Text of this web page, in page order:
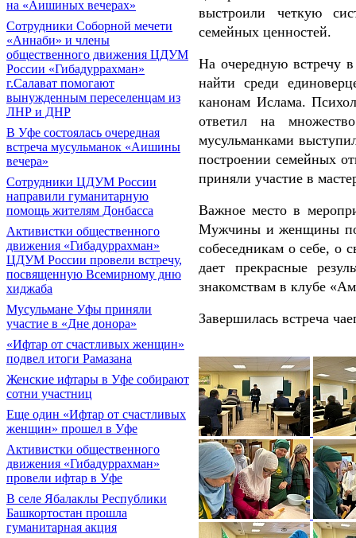
на «Аишиных вечерах»
Сотрудники Соборной мечети
«Аннаби» и члены
общественного движения ЦДУМ
России «Гибадуррахман»
г.Салават помогают
вынужденным переселенцам из
ЛНР и ДНР
В Уфе состоялась очередная
встреча мусульманок «Аишины
вечера»
Сотрудники ЦДУМ России
направили гуманитарную
помощь жителям Донбасса
Активистки общественного
движения «Гибадуррахман»
ЦДУМ России провели встречу,
посвященную Всемирному дню
хиджаба
Мусульмане Уфы приняли
участие в «Дне донора»
«Ифтар от счастливых женщин»
подвел итоги Рамазана
Женские ифтары в Уфе собирают
сотни участниц
Еще один «Ифтар от счастливых
женщин» прошел в Уфе
Активистки общественного
движения «Гибадуррахман»
провели ифтар в Уфе
В селе Ябалаклы Республики
Башкортостан прошла
гуманитарная акция
выстроили четкую
семейных ценностей.
На очередную встречу
найти среди
канонам Ислама.
ответил на
мусульманками
построении семейных
приняли участие в
Важное место в
Мужчины и женщины под
собеседникам о себе, о
дает прекрасные
знакомствам в клубе
Завершилась встреча